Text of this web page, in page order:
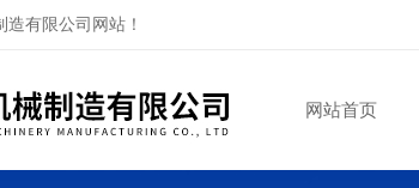
有限公司网站！
网站首页